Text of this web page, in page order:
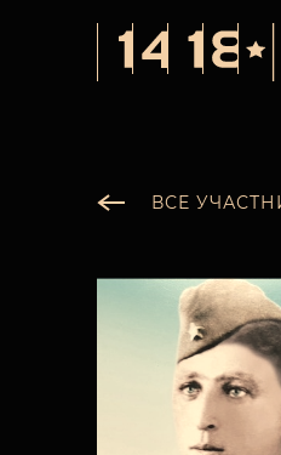
ВСЕ